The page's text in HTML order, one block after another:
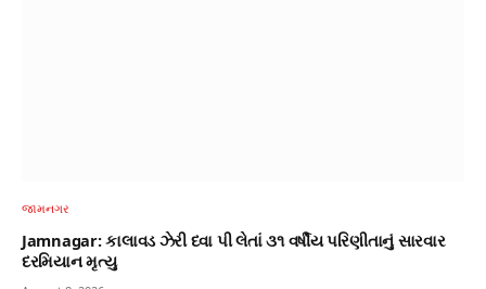
જામનગર
Jamnagar: કાલાવડ ઝેરી દવા પી લેતાં ૩૧ વર્ષીય પરિણીતાનું સારવાર
દરમિયાન મૃત્યુ